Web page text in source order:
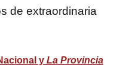
de extraordinaria
y La Provincia